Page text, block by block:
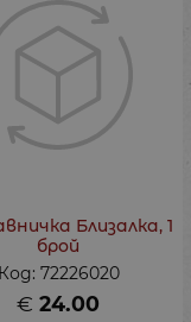
Близалка, 1
брой
Код: 72226020
24.00
€